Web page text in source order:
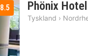
8.5 Phönix
Tyskland ›